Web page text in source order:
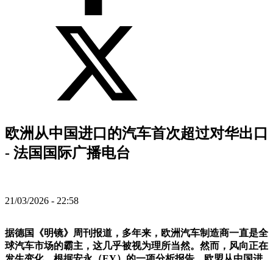
欧洲从中国进口的汽车首次超过对华出口
- 法国国际广播电台
21/03/2026 - 22:58
据德国《明镜》周刊报道，多年来，欧洲汽车制造商一直是全
球汽车市场的霸主，这几乎被视为理所当然。然而，风向正在